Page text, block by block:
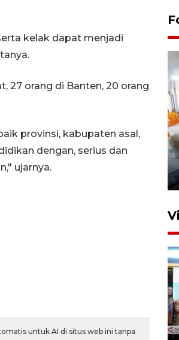
kelak dapat menjadi
27 orang di Banten, 20 orang
provinsi, kabupaten asal,
dengan, serius dan
ujarnya.
untuk AI di situs web ini tanpa
damai di Kwamki
2026 20:19
MIMIKA RUTIN GELAR